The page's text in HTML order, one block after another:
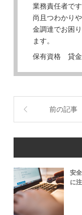
業務責任者で
尚且つわかり
金調達でお困
ます。
保有資格 貸金
前の記事
安
に